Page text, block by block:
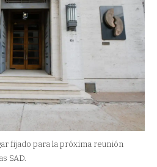
fijado para la próxima reunión
SAD.